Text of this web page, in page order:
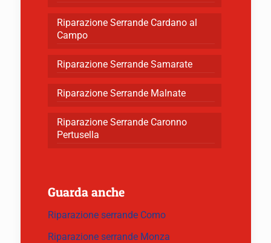
Riparazione Serrande Cardano al
Campo
Riparazione Serrande Samarate
Riparazione Serrande Malnate
Riparazione Serrande Caronno
Pertusella
Guarda anche
Riparazione serrande Como
Riparazione serrande Monza